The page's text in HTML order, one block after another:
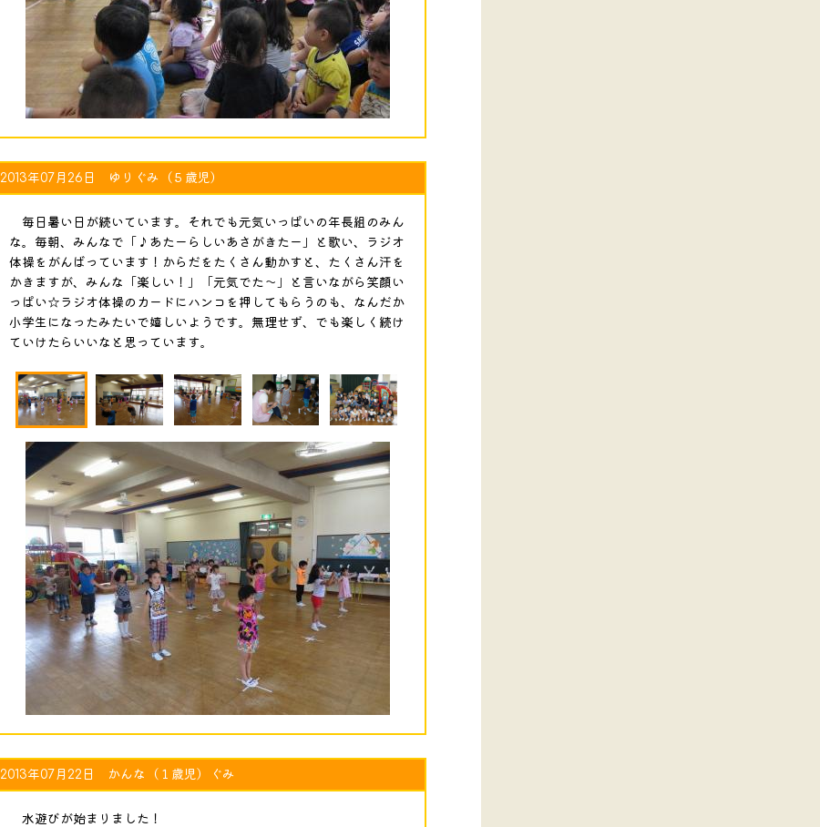
2013年07月26日 ゆりぐみ（５歳児）
毎日暑い日が続いています。それでも元気いっぱいの年長組のみん
な。毎朝、みんなで「♪あたーらしいあさがきたー」と歌い、ラジオ
体操をがんばっています！からだをたくさん動かすと、たくさん汗を
かきますが、みんな「楽しい！」「元気でた～」と言いながら笑顔い
っぱい☆ラジオ体操のカードにハンコを押してもらうのも、なんだか
小学生になったみたいで嬉しいようです。無理せず、でも楽しく続け
ていけたらいいなと思っています。
2013年07月22日 かんな（１歳児）ぐみ
水遊びが始まりました！